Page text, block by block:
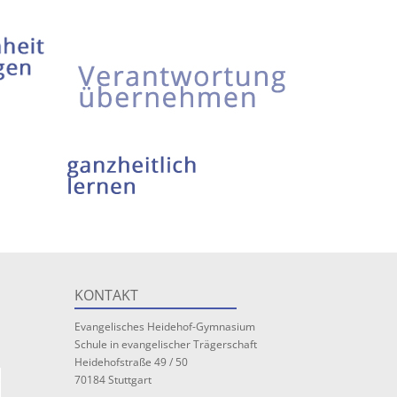
KONTAKT
Evangelisches Heidehof-Gymnasium
Schule in evangelischer Trägerschaft
Heidehofstraße 49 / 50
70184 Stuttgart